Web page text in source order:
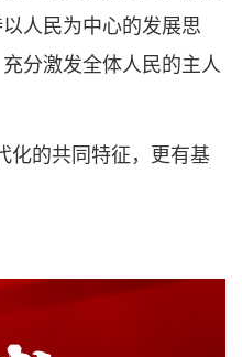
人民为中心的发展思
分激发全体人民的主人
化的共同特征，更有基